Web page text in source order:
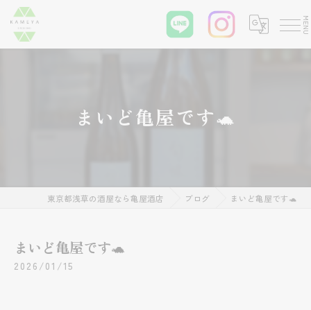
まいど亀屋です🐢
東京都浅草の酒屋なら亀屋酒店 ブログ まいど亀屋です🐢
まいど亀屋です🐢
2026/01/15